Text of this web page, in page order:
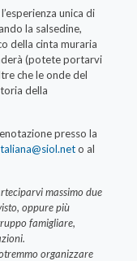
unica di
la salsedine,
della cinta muraria
(potete portarvi
che le onde del
della
presso la
o al
massimo due
oppure più
famigliare,
organizzare